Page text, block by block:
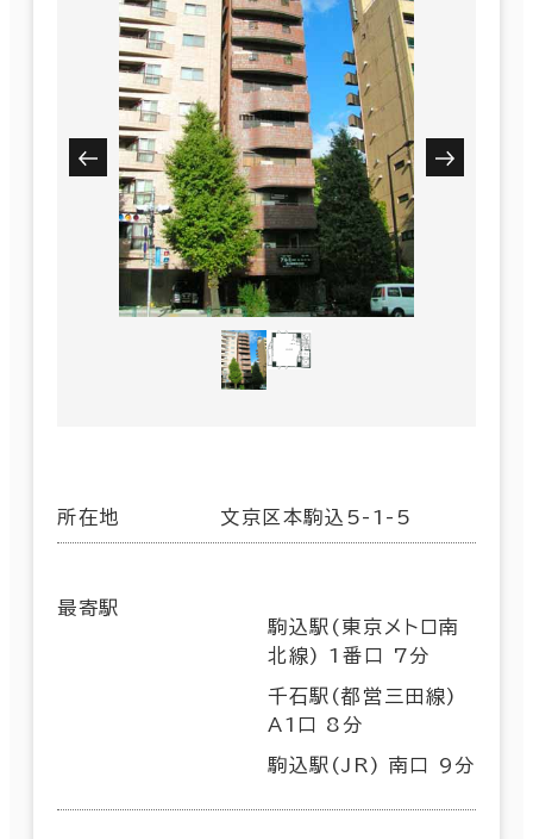
所在地 文京区本駒込5-1-5
最寄駅
駒込駅(東京メトロ南
北線) 1番口 7分
千石駅(都営三田線)
A1口 8分
駒込駅(JR) 南口 9分